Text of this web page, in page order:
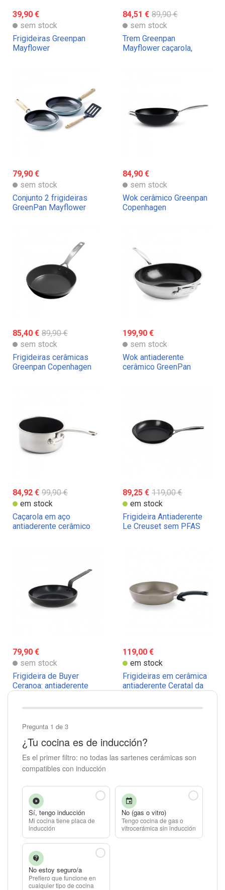
39,90 €
sem stock
Frigideiras Greenpan
Mayflower
84,51 € 89,90 €
sem stock
Trem Greenpan
Mayflower caçarola,
79,90 €
sem stock
Conjunto 2 frigideiras
GreenPan Mayflower
84,90 €
sem stock
Wok cerâmico Greenpan
Copenhagen
85,40 € 89,90 €
sem stock
Frigideiras cerâmicas
Greenpan Copenhagen
199,90 €
sem stock
Wok antiaderente
cerâmico GreenPan
84,92 € 99,90 €
em stock
Caçarola em aço
antiaderente cerâmico
89,25 € 119,00 €
em stock
Frigideira Antiaderente
Le Creuset sem PFAS
79,90 €
sem stock
Frigideira de Buyer
Ceranoa: antiaderente
119,00 €
em stock
Frigideiras em cerâmica
antiaderente Ceratal da
Pregunta 1 de 3
¿Tu cocina es de inducción?
Es el primer filtro: no todas las sartenes cerámicas son
compatibles con inducción
Sí, tengo inducción
Mi cocina tiene placa de
inducción
No (gas o vitro)
Tengo cocina de gas o
vitrocerámica sin inducción
No estoy seguro/a
Prefiero que funcione en
cualquier tipo de cocina